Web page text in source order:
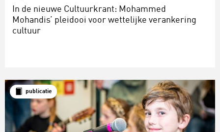
In de nieuwe Cultuurkrant: Mohammed
Mohandis’ pleidooi voor wettelijke verankering
cultuur
publicatie